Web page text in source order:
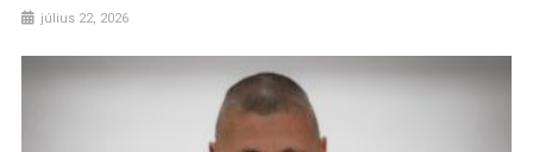
július 22, 2026